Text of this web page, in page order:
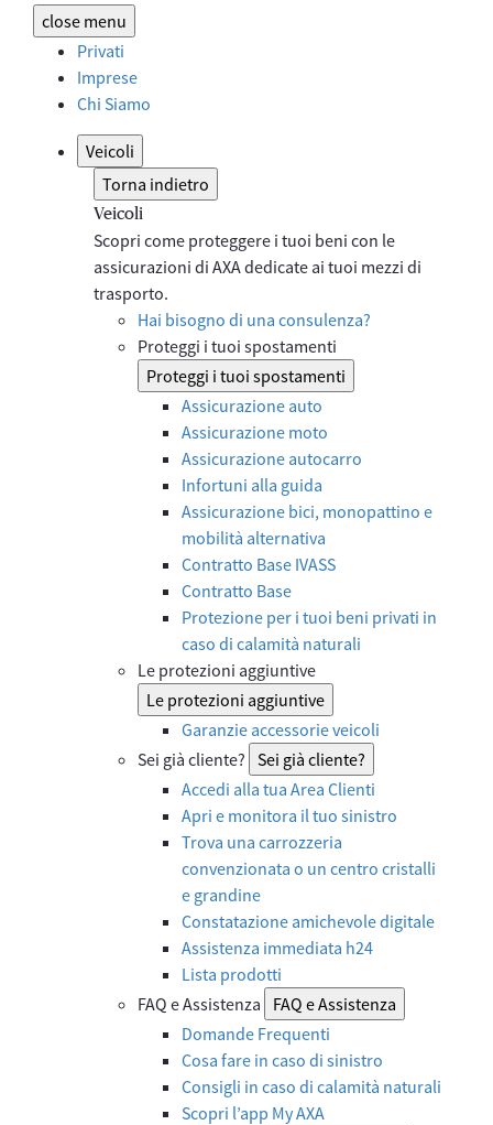
close menu
Privati
Imprese
Chi Siamo
Veicoli
Torna indietro
Veicoli
Scopri come proteggere i tuoi beni con le
assicurazioni di AXA dedicate ai tuoi mezzi di
trasporto.
Hai bisogno di una consulenza?
Proteggi i tuoi spostamenti
Proteggi i tuoi spostamenti
Assicurazione auto
Assicurazione moto
Assicurazione autocarro
Infortuni alla guida
Assicurazione bici, monopattino e
mobilità alternativa
Contratto Base IVASS
Contratto Base
Protezione per i tuoi beni privati in
caso di calamità naturali
Le protezioni aggiuntive
Le protezioni aggiuntive
Garanzie accessorie veicoli
Sei già cliente? Sei già cliente?
Accedi alla tua Area Clienti
Apri e monitora il tuo sinistro
Trova una carrozzeria
convenzionata o un centro cristalli
e grandine
Constatazione amichevole digitale
Assistenza immediata h24
Lista prodotti
FAQ e Assistenza
FAQ e Assistenza
Domande Frequenti
Cosa fare in caso di sinistro
Consigli in caso di calamità naturali
Scopri l’app My AXA